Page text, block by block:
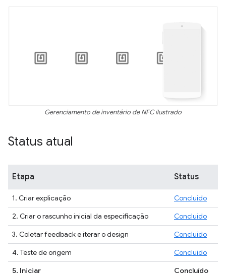
Gerenciamento de inventário de NFC ilustrado
Status atual
Etapa Status
1. Criar explicação
Concluído
2. Criar o rascunho inicial da especificação
Concluído
3. Coletar feedback e iterar o design
Concluído
4. Teste de origem
Concluído
5. Iniciar
Concluído